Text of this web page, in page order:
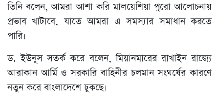
তিনি বলেন, আমরা আশা করি মালয়েশিয়া পুরো আলোচনায়
প্রভাব খাটাবে, যাতে আমরা এ সমস্যার সমাধান করতে
পারি।
ড. ইউনূস সতর্ক করে বলেন, মিয়ানমারের রাখাইন রাজ্যে
আরাকান আর্মি ও সরকারি বাহিনীর চলমান সংঘর্ষের কারণে
নতুন করে বাংলাদেশে ঢুকছে।